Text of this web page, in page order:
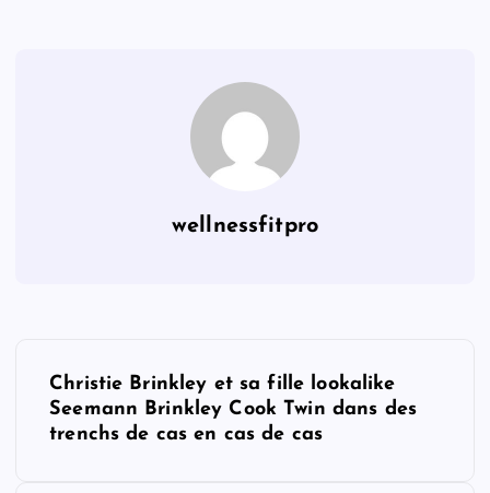
wellnessfitpro
Christie Brinkley et sa fille lookalike
Seemann Brinkley Cook Twin dans des
trenchs de cas en cas de cas